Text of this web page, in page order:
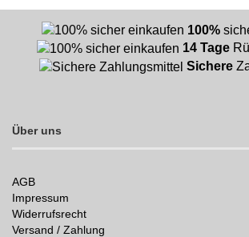
100%
14 Tage
Sichere
Über uns
AGB
Impressum
Widerrufsrecht
Versand / Zahlung